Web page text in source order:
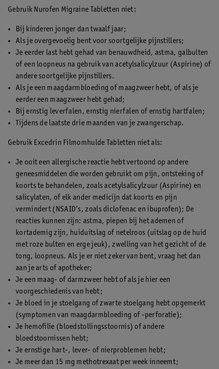
korter. Je kunt daarna ook hoofdpijn hebben.
Gebruik Nurofen Migraine Tabletten niet:
Bij kinderen jonger dan twaalf jaar;
Als je overgevoelig bent voor soortgelijke pijnstillers;
Je eerder last hebt gehad van benauwdheid, astma, galbulten
of een loopneus na gebruik van acetylsalicylzuur (Aspirine) of
andere soortgelijke pijnstillers.
Als je een maagdarmbloeding of maagzweer hebt, of als je
eerder een maagzweer hebt gehad;
Bij ernstig leverfalen, ernstig nierfalen of ernstig hartfalen;
Tijdens de laatste drie maanden van je zwangerschap.
Gebruik Excedrin Filmomhulde Tabletten niet als:
Je ooit een allergische reactie hebt vertoond op andere
geneesmiddelen die worden gebruikt om pijn, ontsteking of
koorts te behandelen, zoals acetylsalicylzuur (Aspirine) en
salicylaten, of elk ander medicijn dat koorts en pijn
vermindert (NSAID’s, zoals diclofenac en ibuprofen); De
reacties kunnen zijn: astma, piepen bij het ademen of
kortademig zijn, huiduitslag of netelroos (uitslag op de huid
met roze bulten en erge jeuk), zwelling van het gezicht of de
tong, loopneus. Als je er niet zeker van bent, vraag het dan
aan je arts of apotheker;
Je een maag- of darmzweer hebt of als je hier een
voorgeschiedenis van hebt;
Je bloed in je stoelgang of zwarte stoelgang hebt opgemerkt
(symptomen van maagdarmbloeding of -perforatie);
Je hemofilie (bloedstollingsstoornis) of andere
bloedstoornissen hebt;
Je ernstige hart-, lever- of nierproblemen hebt;
Je meer dan 15 mg methotrexaat per week inneemt;